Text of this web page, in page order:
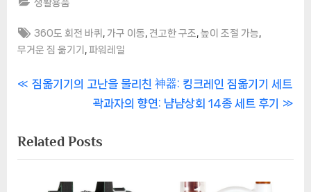
생활용품
Tags:
360도 회전 바퀴 가구 이동 견고한 구조 ,높이 조절 가능
무거운 짐 옮기기
파워레일
글
비
P
v
i
짐옮기기의 고난을 물리친 神器: 킹크레인 짐옮기기 세트
N
x
t
P
곽과자의 향연: 냠냠상회 14종 세트 후기
Related Posts